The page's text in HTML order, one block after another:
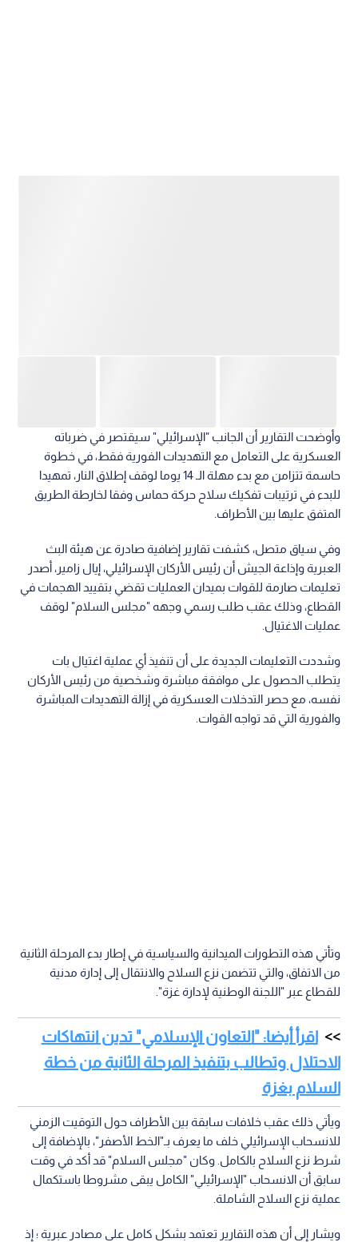
وأوضحت التقارير أن الجانب "الإسرائيلي" سيقتصر في ضرباته
العسكرية على التعامل مع التهديدات الفورية فقط، في خطوة
حاسمة تتزامن مع بدء مهلة الـ 14 يوما لوقف إطلاق النار، تمهيدا
للبدء في ترتيبات تفكيك سلاح حركة حماس وفقا لخارطة الطريق
المتفق عليها بين الأطراف.
وفي سياق متصل، كشفت تقارير إضافية صادرة عن هيئة البث
العبرية وإذاعة الجيش أن رئيس الأركان الإسرائيلي، إيال زامير، أصدر
تعليمات صارمة للقوات بميدان العمليات تقضي بتقييد الهجمات في
القطاع، وذلك عقب طلب رسمي وجهه "مجلس السلام" لوقف
عمليات الاغتيال.
وشددت التعليمات الجديدة على أن تنفيذ أي عملية اغتيال بات
يتطلب الحصول على موافقة مباشرة وشخصية من رئيس الأركان
نفسه، مع حصر التدخلات العسكرية في إزالة التهديدات المباشرة
والفورية التي قد تواجه القوات.
وتأتي هذه التطورات الميدانية والسياسية في إطار بدء المرحلة الثانية
من الاتفاق، والتي تتضمن نزع السلاح والانتقال إلى إدارة مدنية
للقطاع عبر "اللجنة الوطنية لإدارة غزة".
اقرأ أيضا: "التعاون الإسلامي" تدين انتهاكات
الاحتلال وتطالب بتنفيذ المرحلة الثانية من خطة
السلام بغزة
ويأتي ذلك عقب خلافات سابقة بين الأطراف حول التوقيت الزمني
للانسحاب الإسرائيلي خلف ما يعرف بـ"الخط الأصفر"، بالإضافة إلى
شرط نزع السلاح بالكامل. وكان "مجلس السلام" قد أكد في وقت
سابق أن الانسحاب "الإسرائيلي" الكامل يبقى مشروطا باستكمال
عملية نزع السلاح الشاملة.
ويشار إلى أن هذه التقارير تعتمد بشكل كامل على مصادر عبرية ؛ إذ